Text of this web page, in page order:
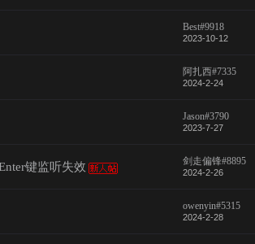
Best#9918
2023-10-12
阿扎西#7335
2024-2-24
Jason#3790
2023-7-27
键监听失效 剑走偏锋#8895
2024-2-26
owenyin#5315
2024-2-28